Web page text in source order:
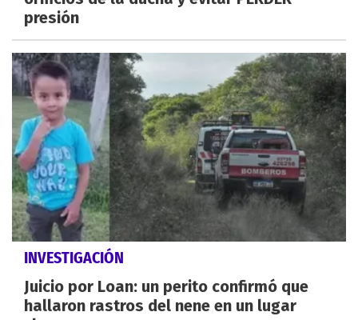
presión
INVESTIGACIÓN
Juicio por Loan: un perito confirmó que
hallaron rastros del nene en un lugar